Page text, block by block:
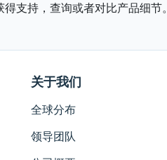
支持，查询或者对比产品细节。
关于我们
全球分布
领导团队